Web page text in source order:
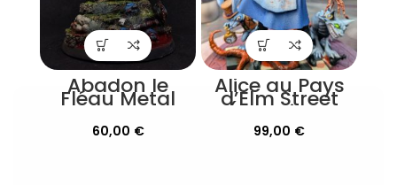
Abadon le
Fléau Metal
OOP
60,00 €
Alice au Pays
d’Elm Street
(American
McGee’s Alice)
– Peinte
99,00 €